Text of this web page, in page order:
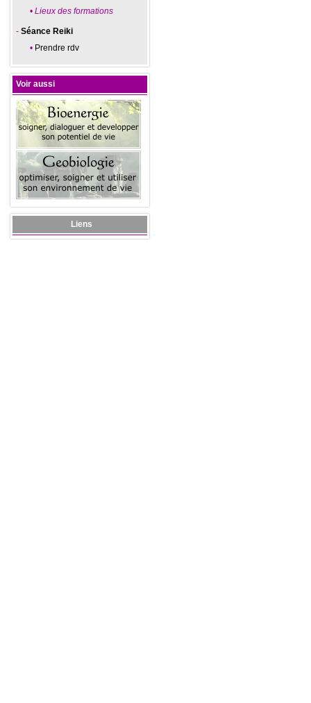
Lieux des formations
Séance Reiki
Prendre rdv
Voir aussi
Liens